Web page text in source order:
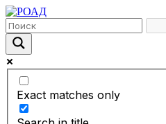
Exact matches only